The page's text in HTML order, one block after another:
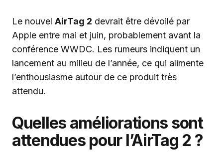
Le nouvel AirTag 2 devrait être dévoilé par
Apple entre mai et juin, probablement avant la
conférence WWDC. Les rumeurs indiquent un
lancement au milieu de l’année, ce qui alimente
l’enthousiasme autour de ce produit très
attendu.
Quelles améliorations sont
attendues pour l’AirTag 2 ?